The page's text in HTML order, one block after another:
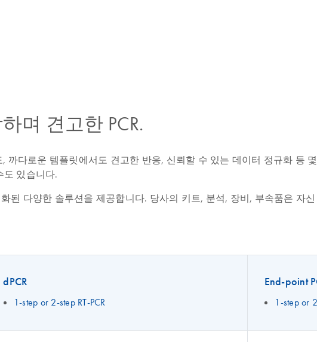
며 견고한 PCR.
다로운 템플릿에서도 견고한 반응, 신뢰할 수 있는 데이터 정규화 등
도 있습니다.
화된 다양한 솔루션을 제공합니다. 당사의 키트, 분석, 장비, 부속품은 자
dPCR
1-step or 2-step RT-PCR
End-point
1-step or